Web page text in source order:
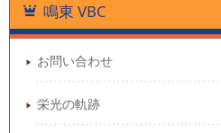
鳴東 VBC
お問い合わせ
栄光の軌跡